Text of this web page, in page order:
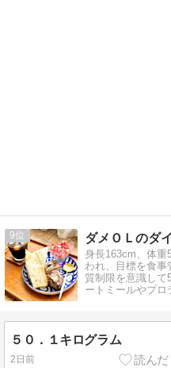
9 ダメＯＬのダ
身長163cm、体重
われ、目標を食
質制限を意識して
ートミールやプロ
５０．１キログラム
2日前